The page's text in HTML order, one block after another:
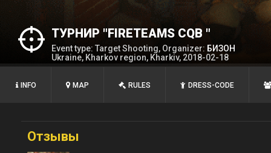
ТУРНИР "FIRETEAMS CQB "
Event type: Target Shooting, Organizer: БИЗОН
Ukraine, Kharkov region, Kharkiv, 2018-02-18
INFO MAP RULES DRESS-CODE
Отзывы